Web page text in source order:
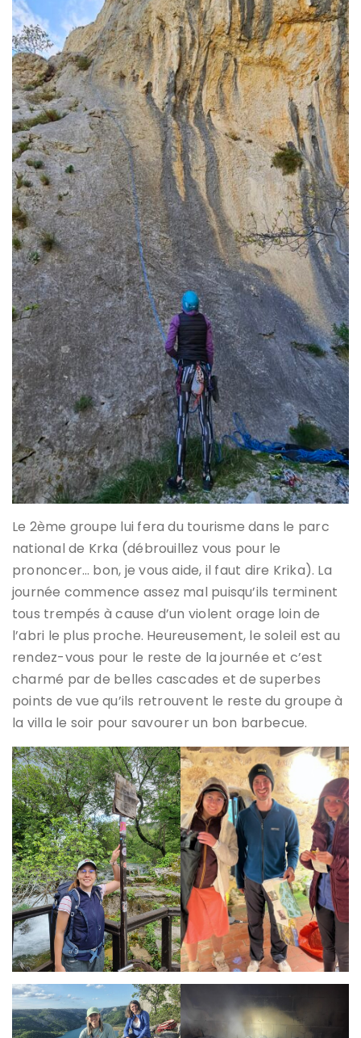
Le 2ème groupe lui fera du tourisme dans le parc
national de Krka (débrouillez vous pour le
prononcer… bon, je vous aide, il faut dire Krika). La
journée commence assez mal puisqu’ils terminent
tous trempés à cause d’un violent orage loin de
l’abri le plus proche. Heureusement, le soleil est au
rendez-vous pour le reste de la journée et c’est
charmé par de belles cascades et de superbes
points de vue qu’ils retrouvent le reste du groupe à
la villa le soir pour savourer un bon barbecue.